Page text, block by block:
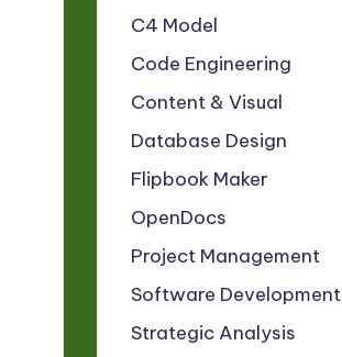
C4 Model
Code Engineering
Content & Visual
Database Design
Flipbook Maker
OpenDocs
Project Management
Software Development
Strategic Analysis